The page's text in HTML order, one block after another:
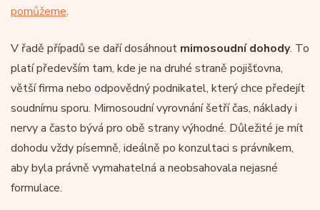
pomůžeme.
V řadě případů se daří dosáhnout mimosoudní dohody. To
platí především tam, kde je na druhé straně pojišťovna,
větší firma nebo odpovědný podnikatel, který chce předejít
soudnímu sporu. Mimosoudní vyrovnání šetří čas, náklady i
nervy a často bývá pro obě strany výhodné. Důležité je mít
dohodu vždy písemně, ideálně po konzultaci s právníkem,
aby byla právně vymahatelná a neobsahovala nejasné
formulace.